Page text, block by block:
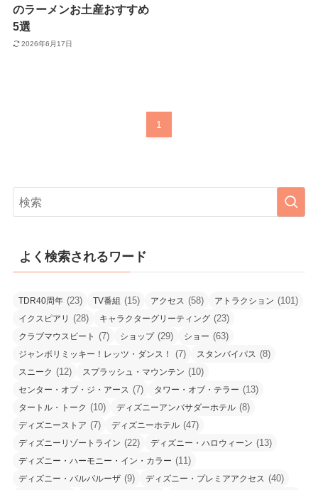
のラーメンお土産おすすめ
5選
2026年6月17日
1
よく検索されるワード
TDR40周年 (23) TV番組 (15) アクセス (58) アトラクション (101)
イクスピアリ (28) キャラクターグリーティング (23)
クラブマウスビート (7) ショップ(29) ショー (63)
ジャンボリミッキー！レッツ・ダンス！ (7) スタンバイパス (8)
スニーク (12) スプラッシュ・マウンテン (10)
センター・オブ・ジ・アース (7) タワー・オブ・テラー (13)
タートル・トーク (10) ディズニーアンバサダーホテル (8)
ディズニーストア (7) ディズニーホテル (47)
ディズニーリゾートライン (22) ディズニー・ハロウィーン (13)
ディズニー・ハーモニー・イン・カラー (11)
ディズニー・パルパルーザ (9) ディズニー・プレミアアクセス (40)